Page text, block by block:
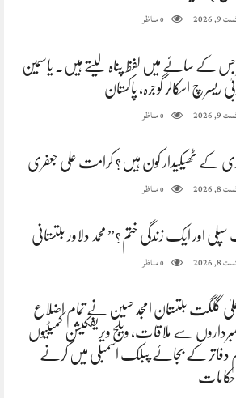
9, 2026
0مناظر
جس کے سائے میں لفظ پناہ لیتے ہیں. یاسمین
ریسرچ اسکالر گوجرہ، پاکستان
9, 2026
0مناظر
کے ٹھیکیدار کون ہیں؟ کرامت علی جعفری
8, 2026
0مناظر
اور ایک زندگی ختم؟” محمد دلاور بلتستانی
8, 2026
0مناظر
گلگت بلتستان امجد حسین نے تمام اضلاع
سے ملاقات، ویلج ویریفکیشن کمیٹیوں
دفاتر کے بجائے پبلک اسمبلی میں کرنے